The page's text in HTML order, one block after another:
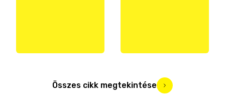
Összes cikk megtekintése